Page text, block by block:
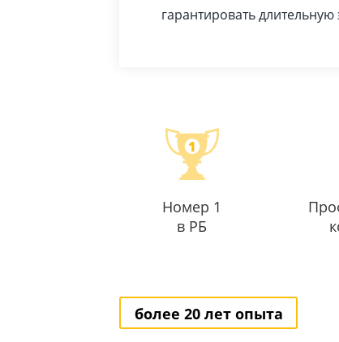
гарантировать
Номер 1
в РБ
более 20 лет опыта